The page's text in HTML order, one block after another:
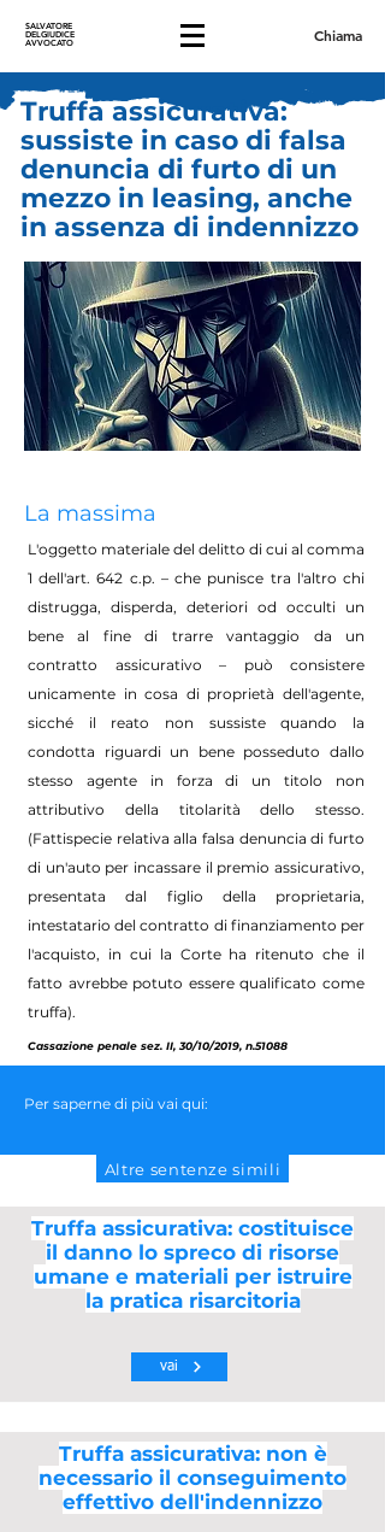
SALVATORE
DELGIUDICE
AVVOCATO Chiama
Truffa assicurativa:
sussiste in caso di falsa
denuncia di furto di un
mezzo in leasing, anche
in assenza di indennizzo
La massima
L'oggetto materiale del delitto di cui al comma
1 dell'art. 642 c.p. – che punisce tra l'altro chi
distrugga, disperda, deteriori od occulti un
bene al fine di trarre vantaggio da un
contratto assicurativo – può consistere
unicamente in cosa di proprietà dell'agente,
sicché il reato non sussiste quando la
condotta riguardi un bene posseduto dallo
stesso agente in forza di un titolo non
attributivo della titolarità dello stesso.
(Fattispecie relativa alla falsa denuncia di furto
di un'auto per incassare il premio assicurativo,
presentata dal figlio della proprietaria,
intestatario del contratto di finanziamento per
l'acquisto, in cui la Corte ha ritenuto che il
fatto avrebbe potuto essere qualificato come
truffa).
Cassazione penale sez. II, 30/10/2019, n.51088
Per saperne di più vai qui:
Altre sentenze simili
Truffa assicurativa: costituisce
il danno lo spreco di risorse
umane e materiali per istruire
la pratica risarcitoria
vai
Truffa assicurativa: non è
necessario il conseguimento
effettivo dell'indennizzo